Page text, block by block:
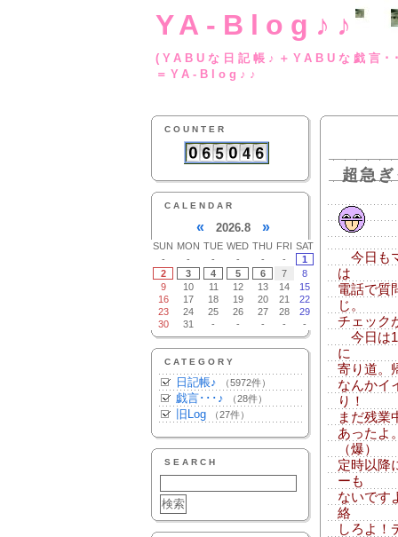
YA-Blog♪♪
(YABUな日記帳♪
＝YA-Blog♪♪
COUNTER
CALENDAR
« 2026.8 »
SUN MON TUE WED THU FRI SAT
-
- - - - -
1
2
3 4 5 6 7
8
9
10 11 12 13 14
15
16
17 18 19 20 21
22
23
24 25 26 27 28
29
30
31 - - - - -
CATEGORY
日記帳♪ （5972件）
戯言･･･♪ （28件）
旧Log （27件）
SEARCH
超急
今日も
は
電話で質
じ。
チェック
今日は
に
寄り道。
なんかイ
り！
まだ残業
あったよ
（爆）
定時以降
ーも
ないです
絡
しろよ！